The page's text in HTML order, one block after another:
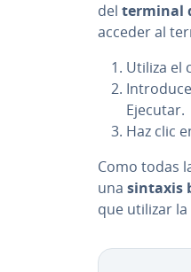
del terminal
acceder al
Utiliza el
Ejecutar.
Haz clic
Como todas
una sintaxis
que utilizar